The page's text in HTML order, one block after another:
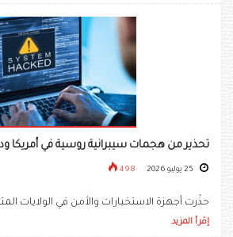
تحذير من هجمات سيبرانية روسية في أمريكا
498
حذّرت أجهزة الاستخبارات والأمن في الولايات المتحدة
إقرأ المزيد